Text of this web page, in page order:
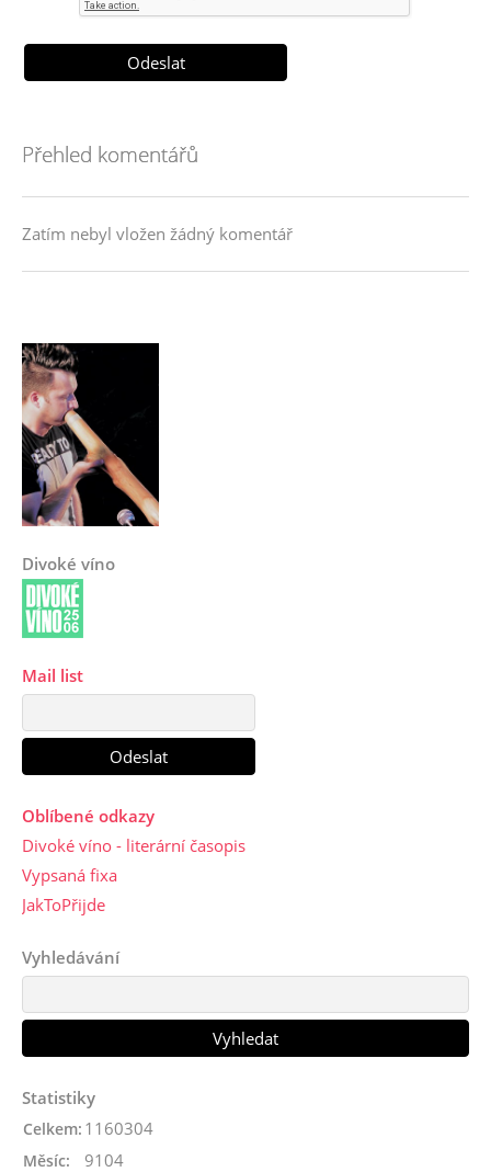
Přehled komentářů
Zatím nebyl vložen žádný komentář
Divoké víno
Mail list
Oblíbené odkazy
Divoké víno - literární časopis
Vypsaná fixa
JakToPřijde
Vyhledávání
Statistiky
Celkem: 1160304
Měsíc: 9104